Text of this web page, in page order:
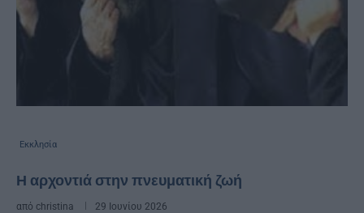
Εκκλησία
Η αρχοντιά στην πνευματική ζωή
από christina 29 Ιουνίου 2026